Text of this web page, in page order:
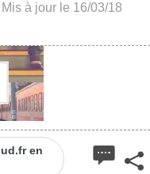
à jour le 16/03/18
en